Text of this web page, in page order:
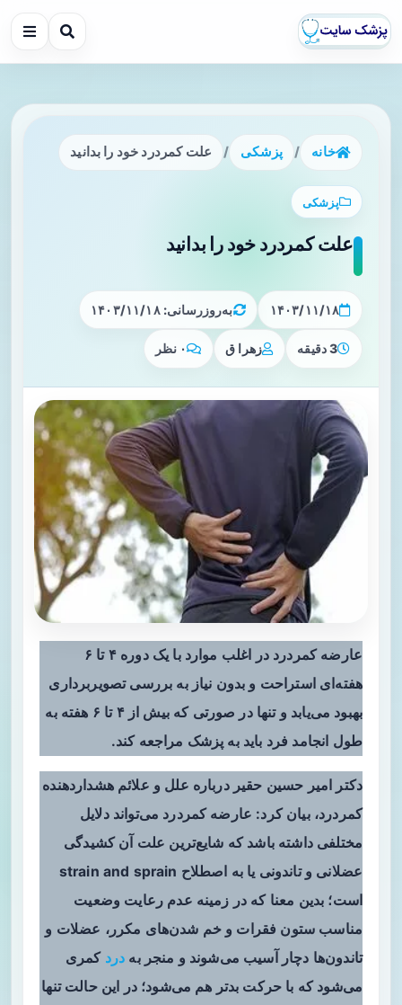
خانه / پزشکی / علت کمردرد خود را بدانید
پزشکی
علت کمردرد خود را بدانید
۱۴۰۳/۱۱/۱۸ به‌روزرسانی: ۱۴۰۳/۱۱/۱۸
3 دقیقه زهرا ق ۰ نظر
عارضه‌ کمردرد در اغلب موارد با یک دوره ۴ تا ۶
هفته‌ای استراحت و بدون نیاز به بررسی تصویربرداری
بهبود می‌یابد و تنها در صورتی که بیش از ۴ تا ۶ هفته به
طول انجامد فرد باید به پزشک مراجعه کند.
دکتر امیر حسین حقیر درباره علل و علائم هشداردهنده
کمردرد، بیان کرد: عارضه کمردرد می‌تواند دلایل
مختلفی داشته باشد که شایع‌ترین علت آن کشیدگی
عضلانی و تاندونی یا به اصطلاح strain and sprain
است؛ بدین معنا که در زمینه عدم رعایت وضعیت
مناسب ستون فقرات و خم شدن‌های مکرر، عضلات و
تاندون‌ها دچار آسیب می‌شوند و منجر به درد کمری
می‌شود که با حرکت بدتر هم می‌شود؛ در این حالت تنها